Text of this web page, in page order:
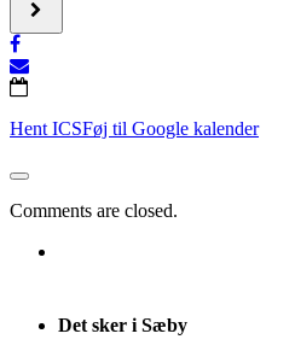
Guldgravning
[]
Hent ICSFøj til Google kalender
Comments are closed.
Det sker i Sæby